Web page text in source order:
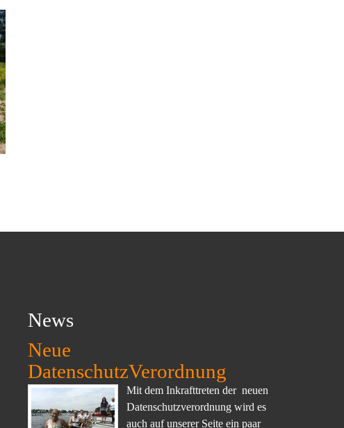
News
Neue
DatenschutzVerordnung
Mit dem Inkrafttreten der neuen
Datenschutzverordnung wird es
auch auf unserer Seite ein paar